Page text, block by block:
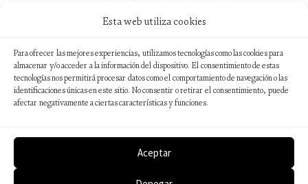
Esta web utiliza cookies
Para ofrecer las mejores experiencias, utilizamos tecnologías como las cookies para
almacenar y/o acceder a la información del dispositivo. El consentimiento de estas
tecnologías nos permitirá procesar datos como el comportamiento de navegación o las
identificaciones únicas en este sitio. No consentir o retirar el consentimiento, puede
afectar negativamente a ciertas características y funciones.
Aceptar
Aviso legal
Política de privacidad
Sostenibilidad ambiental